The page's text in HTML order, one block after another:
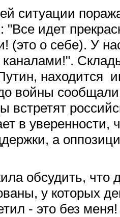
ситуации
"Все идет
(это о себе). У
находится
войны
встретят
в уверенности,
а
обсудить, что
у которых
- это без